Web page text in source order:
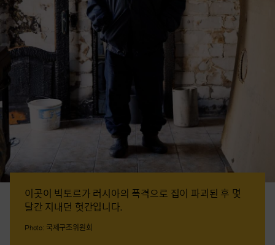
이곳이 빅토르가 러시아의 폭격으로 집이 파괴된 후 몇
달간 지내던 헛간입니다.
Photo: 국제구조위원회